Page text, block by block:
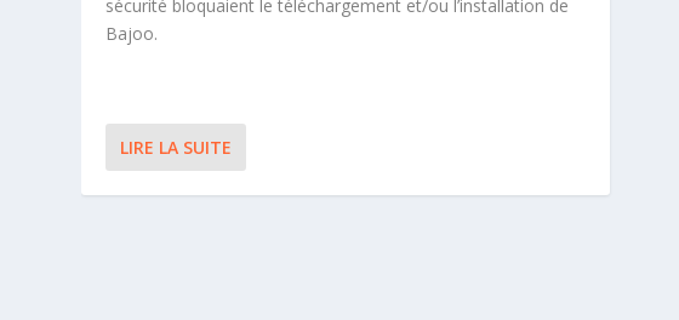
sécurité bloquaient le téléchargement et/ou l’installation de
Bajoo.
LIRE LA SUITE